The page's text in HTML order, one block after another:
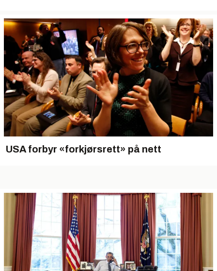
USA forbyr «forkjørsrett» på nett